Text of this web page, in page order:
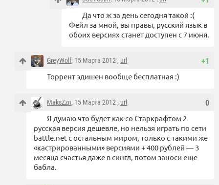
Да что ж за день сегодня такой :(
Фейл за мной, вы правы, русский язык в
обоих версиях станет доступен с 7 июня.
+1
GreyWolf, 15 Марта 2012 , url
Торрент эдишен вообще бесплатная :)
0
MaksZzn, 15 Марта 2012 , url
Я думаю что будет как со Старкрафтом 2
русская версия дешевле, но нельзя играть по сети
battle.net с остальным миром, только с такими же
«кастрированными» версиями + 400 рублей — 3
месяца счастья даже в сингл, потом заноси еще
бабла.